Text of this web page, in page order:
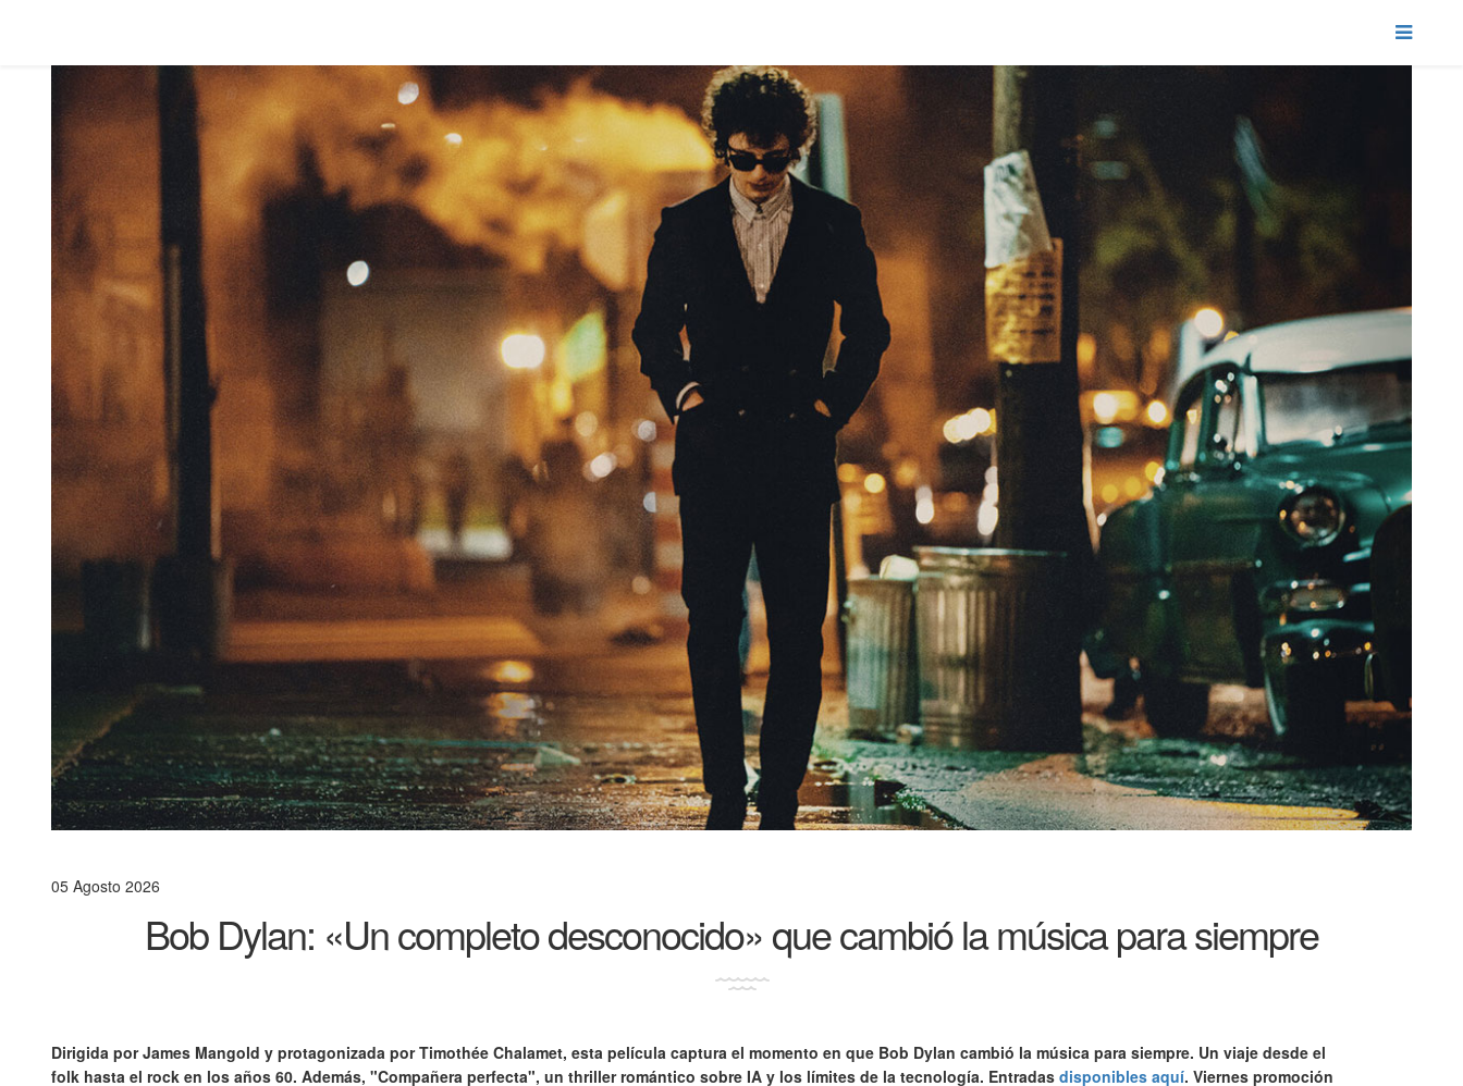
05 Agosto 2026
Bob Dylan: «Un completo desconocido» que cambió la música para siempre
Dirigida por James Mangold y protagonizada por Timothée Chalamet, esta película captura el momento en que Bob Dylan cambió la música para siempre. Un viaje desde el
folk hasta el rock en los años 60. Además, "Compañera perfecta", un thriller romántico sobre IA y los límites de la tecnología. Entradas disponibles aquí. Viernes promoción